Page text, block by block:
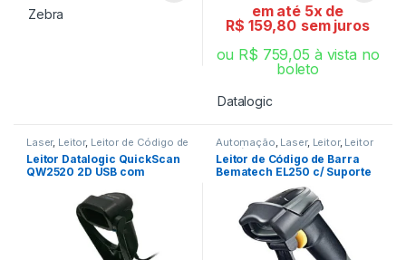
Zebra
em até 5x de
R$ 159,80 sem juros
ou R$ 759,05 à vista no
boleto
Datalogic
Laser, Leitor, Leitor de Código de
Barra
Leitor Datalogic QuickScan
QW2520 2D USB com
Automação, Laser, Leitor, Leitor
de Código de Barra
Leitor de Código de Barra
Bematech EL250 c/ Suporte